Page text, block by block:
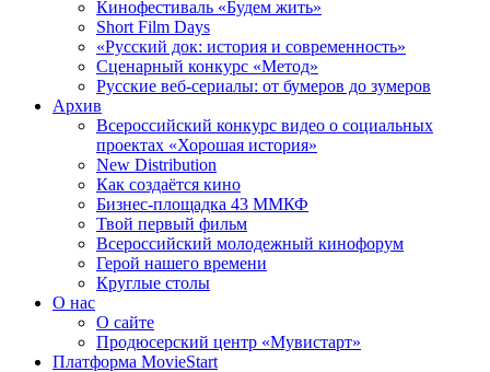
Кинофестиваль «Будем жить»
Short Film Days
«Русский док: история и современность»
Сценарный конкурс «Метод»
Русские веб-сериалы: от бумеров до зумеров
Архив
Всероссийский конкурс видео о социальных
проектах «Хорошая история»
New Distribution
Как создаётся кино
Бизнес-площадка 43 ММКФ
Твой первый фильм
Всероссийский молодежный кинофорум
Герой нашего времени
Круглые столы
О нас
О сайте
Продюсерский центр «Мувистарт»
Платформа MovieStart